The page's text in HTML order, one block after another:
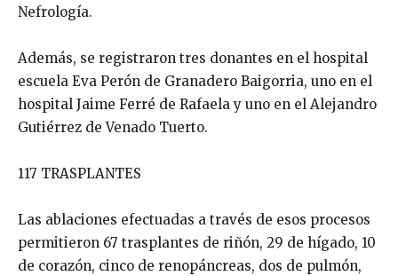
Nefrología.
Además, se registraron tres donantes en el hospital
escuela Eva Perón de Granadero Baigorria, uno en el
hospital Jaime Ferré de Rafaela y uno en el Alejandro
Gutiérrez de Venado Tuerto.
117 TRASPLANTES
Las ablaciones efectuadas a través de esos procesos
permitieron 67 trasplantes de riñón, 29 de hígado, 10
de corazón, cinco de renopáncreas, dos de pulmón,